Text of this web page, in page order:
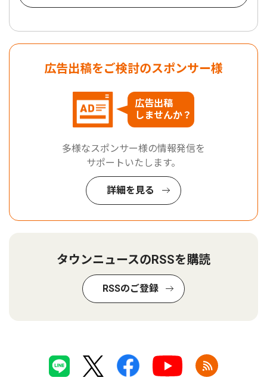
広告出稿をご検討のスポンサー様
広告出稿
しませんか？
多様なスポンサー様の情報発信を
サポートいたします。
詳細を見る
タウンニュースのRSSを購読
RSSのご登録